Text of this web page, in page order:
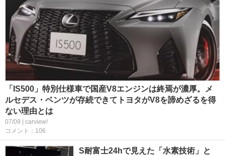
「IS500」特別仕様車で国産V8エンジンは終焉が濃厚。メ
ルセデス・ベンツが存続できてトヨタがV8を諦めざるを得
ない理由とは
07/09 | carview!
コメント：106
S耐富士24hで見えた「水素技術」と